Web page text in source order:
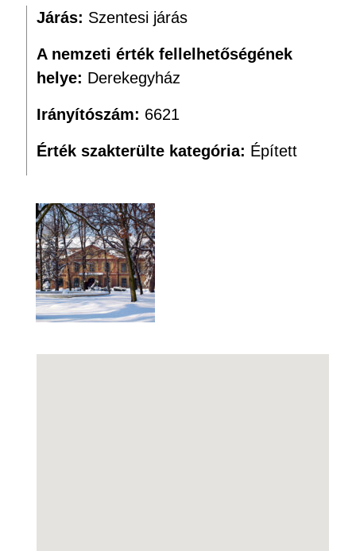
Járás: Szentesi járás
A nemzeti érték fellelhetőségének
helye: Derekegyház
Irányítószám: 6621
Érték szakterülte kategória: Épített